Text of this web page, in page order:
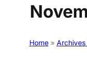
Home» Archives